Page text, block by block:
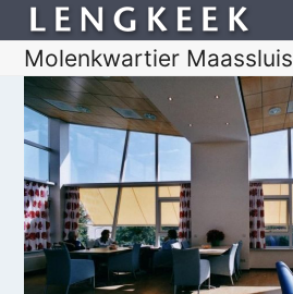
Molenkwartier Maassluis